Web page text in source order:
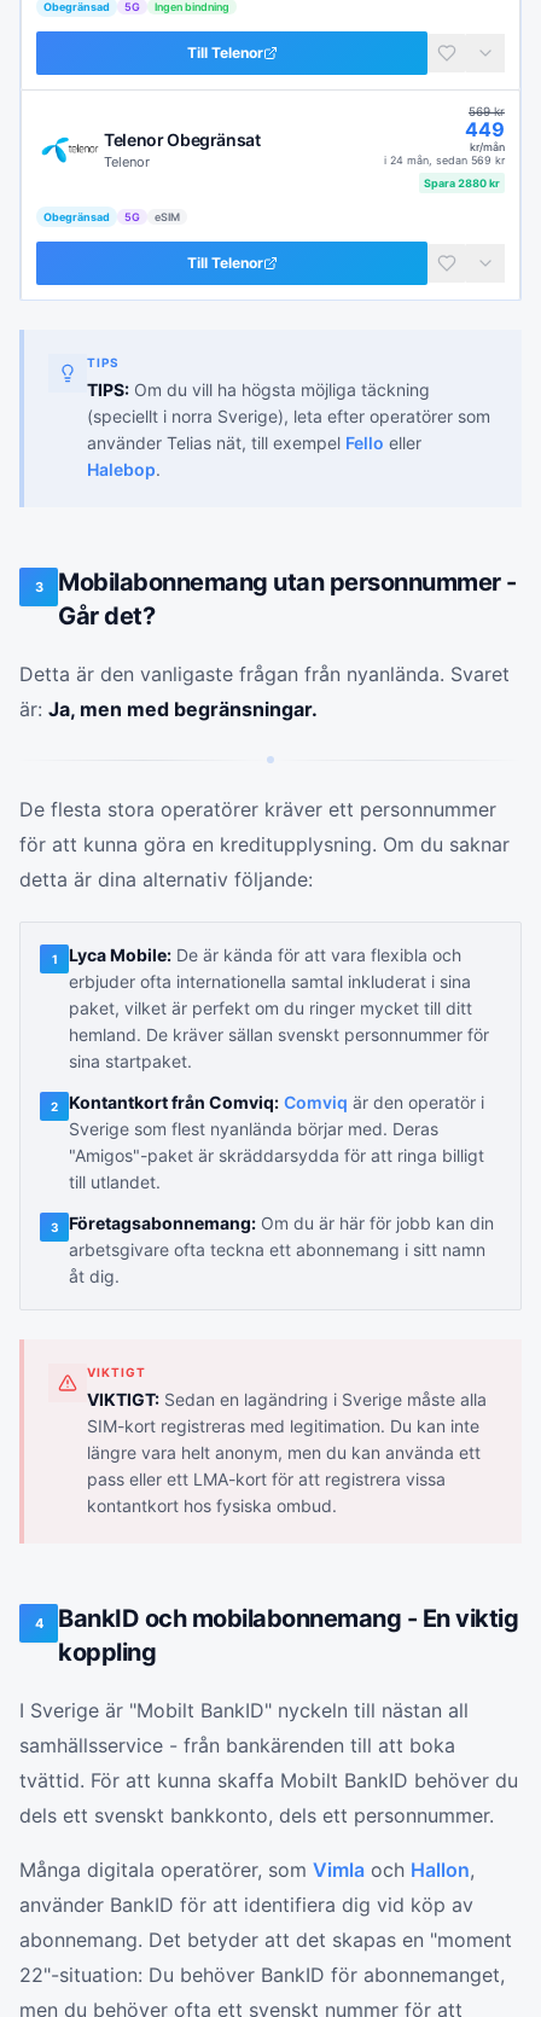
Obegränsad 5G Ingen bindning
Till Telenor
Telenor Obegränsat
Telenor
569kr
449
kr/mån
i 24 mån , sedan 569 kr
Spara2880kr
Obegränsad 5G eSIM
Till Telenor
TIPS
TIPS: Om du vill ha högsta möjliga täckning
(speciellt i norra Sverige), leta efter operatörer som
använder Telias nät, till exempel Fello eller
Halebop.
3
Mobilabonnemang utan personnummer -
Går det?
Detta är den vanligaste frågan från nyanlända. Svaret
är: Ja, men med begränsningar.
De flesta stora operatörer kräver ett personnummer
för att kunna göra en kreditupplysning. Om du saknar
detta är dina alternativ följande:
1 Lyca Mobile: De är kända för att vara flexibla och
erbjuder ofta internationella samtal inkluderat i sina
paket, vilket är perfekt om du ringer mycket till ditt
hemland. De kräver sällan svenskt personnummer för
sina startpaket.
2 Kontantkort från Comviq: Comviq är den operatör i
Sverige som flest nyanlända börjar med. Deras
"Amigos"-paket är skräddarsydda för att ringa billigt
till utlandet.
3 Företagsabonnemang: Om du är här för jobb kan din
arbetsgivare ofta teckna ett abonnemang i sitt namn
åt dig.
VIKTIGT
VIKTIGT: Sedan en lagändring i Sverige måste alla
SIM-kort registreras med legitimation. Du kan inte
längre vara helt anonym, men du kan använda ett
pass eller ett LMA-kort för att registrera vissa
kontantkort hos fysiska ombud.
4
BankID och mobilabonnemang - En viktig
koppling
I Sverige är "Mobilt BankID" nyckeln till nästan all
samhällsservice - från bankärenden till att boka
tvättid. För att kunna skaffa Mobilt BankID behöver du
dels ett svenskt bankkonto, dels ett personnummer.
Många digitala operatörer, som Vimla och Hallon,
använder BankID för att identifiera dig vid köp av
abonnemang. Det betyder att det skapas en "moment
22"-situation: Du behöver BankID för abonnemanget,
men du behöver ofta ett svenskt nummer för att